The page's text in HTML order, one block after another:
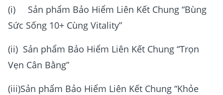
(i) Sản phẩm Bảo Hiểm Liên Kết Chung “Bùng
Sức Sống 10+ Cùng Vitality”
(ii) Sản phẩm Bảo Hiểm Liên Kết Chung “Trọn
Vẹn Cân Bằng”
(iii)Sản phẩm Bảo Hiểm Liên Kết Chung “Khỏe